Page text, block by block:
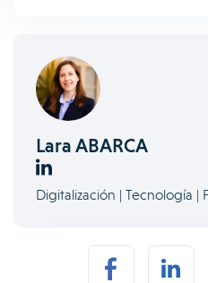
Lara ABARCA
Digitalización | Tecnología |